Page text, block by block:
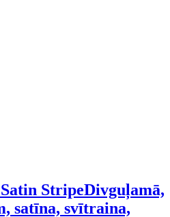
StripeDivguļamā,
satīna, svītraina,